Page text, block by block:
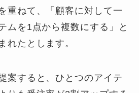
重ねて、「顧客に対して一
ムを1点から複数にする」と
れたとします。
案すると、ひとつのアイテ